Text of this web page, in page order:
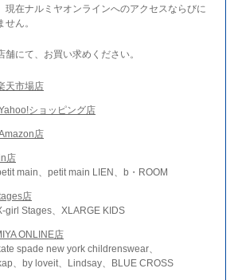
現在ナルミヤオンラインへのアクセスならびに
ん。
にて、お買い求めください。
天市場店
ショッピング店
店
店
main、petit main LIEN、b・ROOM
店
girl Stages、XLARGE KIDS
ONLINE店
spade new york childrenswear、
、by loveit、Lindsay、BLUE CROSS